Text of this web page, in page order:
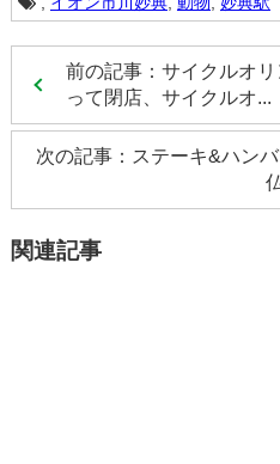
前の記事：サイクルオ
って閉店、サイクルオ...
次の記事：ステーキ&ハン
関連記事